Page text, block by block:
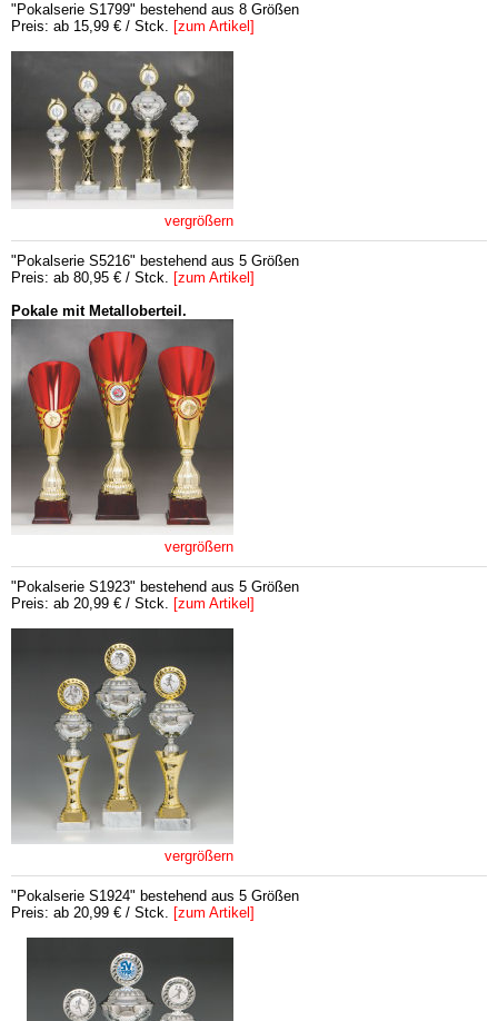
"Pokalserie S1799" bestehend aus 8 Größen
Preis: ab 15,99 € / Stck. [zum Artikel]
vergrößern
"Pokalserie S5216" bestehend aus 5 Größen
Preis: ab 80,95 € / Stck. [zum Artikel]
Pokale mit Metalloberteil.
vergrößern
"Pokalserie S1923" bestehend aus 5 Größen
Preis: ab 20,99 € / Stck. [zum Artikel]
vergrößern
"Pokalserie S1924" bestehend aus 5 Größen
Preis: ab 20,99 € / Stck. [zum Artikel]